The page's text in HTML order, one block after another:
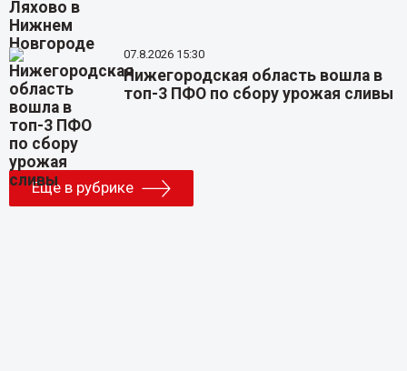
07.8.2026 15:30
Нижегородская область вошла в
топ-3 ПФО по сбору урожая сливы
Еще в рубрике